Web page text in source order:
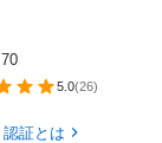
70
5.0(26)
認証とは